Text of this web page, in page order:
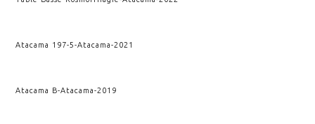
Atacama 197-5-Atacama-2021
Atacama B-Atacama-2019